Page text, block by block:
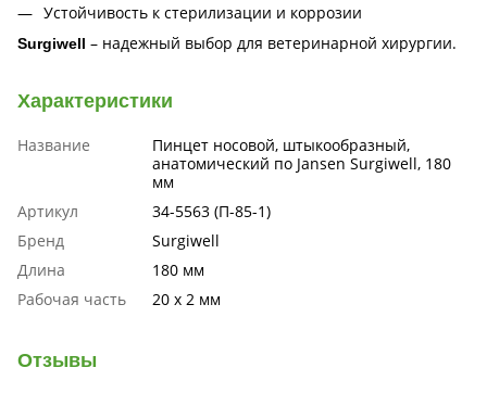
Устойчивость к стерилизации и коррозии
Surgiwell – надежный выбор для ветеринарной хирургии.
Характеристики
Название
Пинцет носовой, штыкообразный,
анатомический по Jansen Surgiwell, 180
мм
Артикул
34-5563 (П-85-1)
Бренд
Surgiwell
Длина
180 мм
Рабочая часть
20 х 2 мм
Отзывы